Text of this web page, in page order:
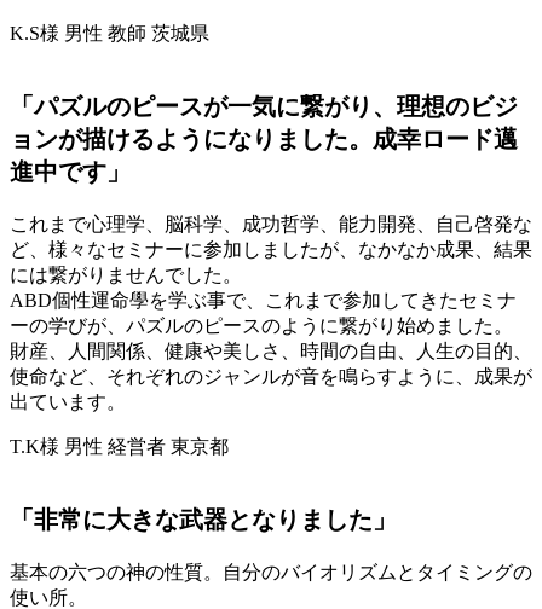
K.S様 男性 教師 茨城県
「パズルのピースが一気に繋がり、理想のビジ
ョンが描けるようになりました。成幸ロード邁
進中です」
これまで心理学、脳科学、成功哲学、能力開発、自己啓発な
ど、様々なセミナーに参加しましたが、なかなか成果、結果
には繋がりませんでした。
ABD個性運命學を学ぶ事で、これまで参加してきたセミナ
ーの学びが、パズルのピースのように繋がり始めました。
財産、人間関係、健康や美しさ、時間の自由、人生の目的、
使命など、それぞれのジャンルが音を鳴らすように、成果が
出ています。
T.K様 男性 経営者 東京都
「非常に大きな武器となりました」
基本の六つの神の性質。自分のバイオリズムとタイミングの
使い所。